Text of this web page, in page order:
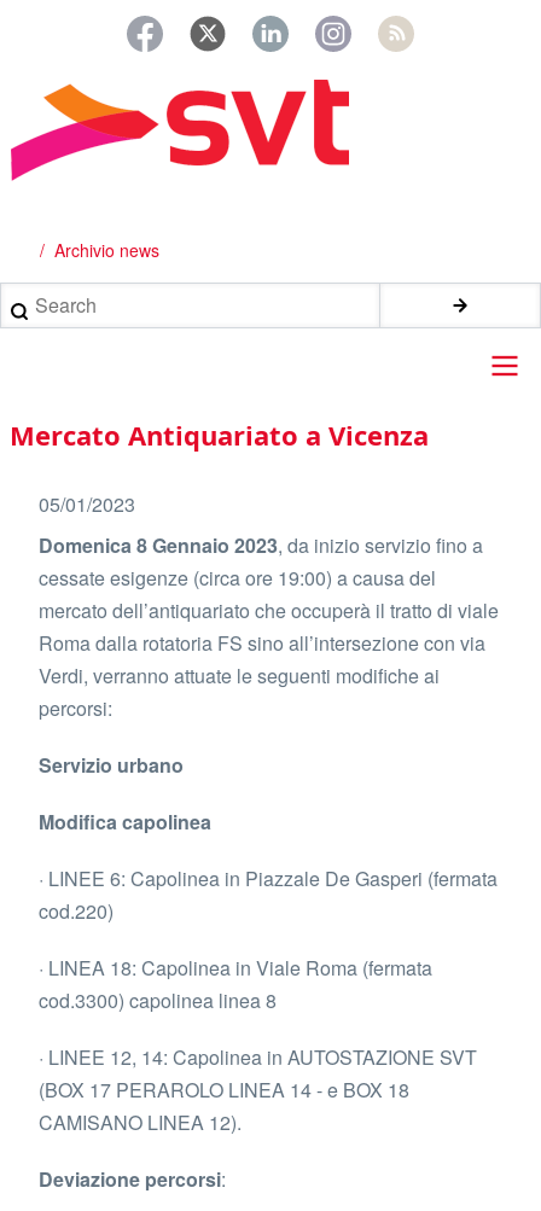
principale
Briciole
di
pane
Archivio news
Search
Main
navigation
Mercato Antiquariato a Vicenza
05/01/2023
Domenica 8 Gennaio 2023, da inizio servizio fino a
cessate esigenze (circa ore 19:00) a causa del
mercato dell’antiquariato che occuperà il tratto di viale
Roma dalla rotatoria FS sino all’intersezione con via
Verdi, verranno attuate le seguenti modifiche ai
percorsi:
Servizio urbano
Modifica capolinea
· LINEE 6: Capolinea in Piazzale De Gasperi (fermata
cod.220)
· LINEA 18: Capolinea in Viale Roma (fermata
cod.3300) capolinea linea 8
· LINEE 12, 14: Capolinea in AUTOSTAZIONE SVT
(BOX 17 PERAROLO LINEA 14 - e BOX 18
CAMISANO LINEA 12).
Deviazione percorsi: